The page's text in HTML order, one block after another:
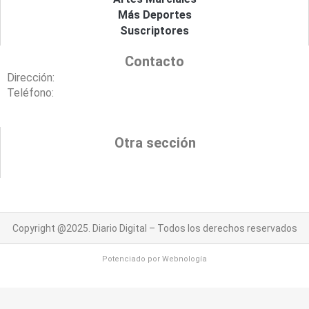
Más Deportes
Suscriptores
Contacto
Dirección:
Teléfono:
Otra sección
Copyright @2025. Diario Digital – Todos los derechos reservados
Potenciado por Webnología